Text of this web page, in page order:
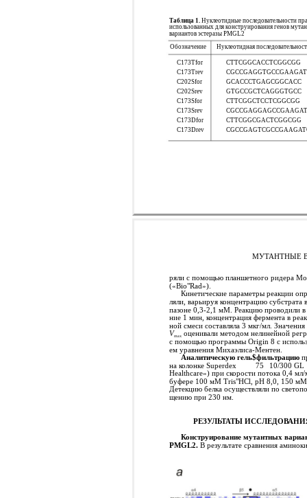
Таблица 1.
Нуклеотидные последовательности
использованных для конструирования генов
вариантов эстеразы PMGL2
Обозначение
Нуклеотидная
C173Tfor
CTTCGGCACCTCGGCGG
C173Trev
C202Sfor
GCACCCTGAGCGGCACC
C202Srev
GTGCCGCTCAGGGTGCC
C173Sfor
CTTCGGCTCCTCGGCGG
C173Srev
C173Dfor
CTTCGGCGACTCGGCGG
C173Drev
МУТАНТНЫЕ
ряли с помощью планшетного ридера
(«Bio"Rad»).
Кинетические параметры реакции
ляли, варьируя концентрацию субстрата
пазоне 0,3-2,1 мМ. Реакцию проводили в
ние 1 мин, концентрация фермента в
ной смеси составляла 3 мкг/мл. Значения
Vmax оценивали методом нелинейной
с помощью программы Origin 8 с
ем уравнения Михаэлиса-Ментен.
Аналитическую гель$фильтрацию
на колонке Superdex
75
10/300 GL
Healthcare») при скорости потока 0,4
буфере 100 мМ Tris"HCl, рН 8,0, 150 мМ
Детекцию белка осуществляли по
щению при 230 нм.
РЕЗУЛЬТАТЫ
Конструирование мутантных
PMGL2.В результате сравнения